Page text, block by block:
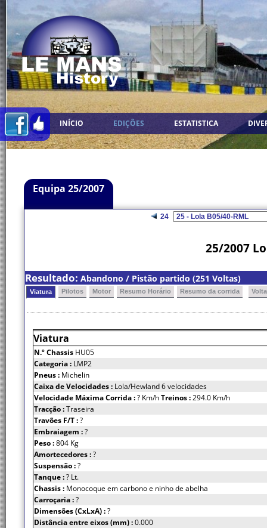
INÍCIO EDIÇÕES ESTATISTICA
Equipa 25/2007
24
25/2007
Resultado: Abandono / Pistão partido (251 Voltas)
Viatura Pilotos Motor Resumo Horário Resumo da corrida
Viatura
N.º Chassis HU05
Categoria : LMP2
Pneus : Michelin
Caixa de Velocidades : Lola/Hewland 6 velocidades
Velocidade Máxima Corrida :? Km/hTreinos :294.0 Km/h
Tracção :Traseira
Travões F/T :?
Embraiagem :?
Peso :804 Kg
Amortecedores :?
Suspensão :?
Tanque :? Lt.
Chassis : Monocoque em carbono e ninho de abelha
Carroçaria :?
Dimensões (CxLxA) :?
Distância entre eixos (mm) :0.000